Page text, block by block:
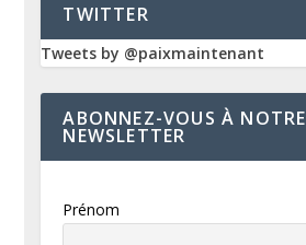
TWITTER
Tweets by @paixmaintenant
ABONNEZ-VOUS À NOTRE
NEWSLETTER
Prénom